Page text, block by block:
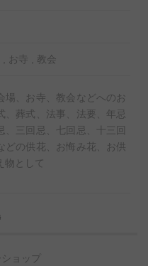
, お寺 , 教会
場、お寺、教会などへのお
、葬式、法事、法要、年忌
、三回忌、七回忌、十三回
どの供花、お悔み花、お供
物として
ョップ